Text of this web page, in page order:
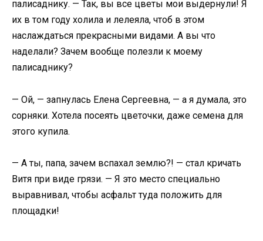
палисаднику. — Так, вы все цветы мои выдернули! Я
их в том году холила и лелеяла, чтоб в этом
наслаждаться прекрасными видами. А вы что
наделали? Зачем вообще полезли к моему
палисаднику?
— Ой, — запнулась Елена Сергеевна, — а я думала, это
сорняки. Хотела посеять цветочки, даже семена для
этого купила.
— А ты, папа, зачем вспахал землю?! — стал кричать
Витя при виде грязи. — Я это место специально
выравнивал, чтобы асфальт туда положить для
площадки!